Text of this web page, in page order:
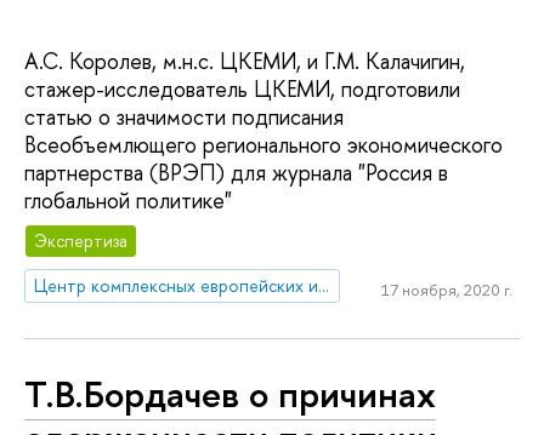
А.С. Королев, м.н.с. ЦКЕМИ, и Г.М. Калачигин,
стажер-исследователь ЦКЕМИ, подготовили
статью о значимости подписания
Всеобъемлющего регионального экономического
партнерства (ВРЭП) для журнала "Россия в
глобальной политике"
Экспертиза
Центр комплексных европейских и международных исследований (ЦКЕМИ)
17 ноября, 2020 г.
Т.В.Бордачев о причинах